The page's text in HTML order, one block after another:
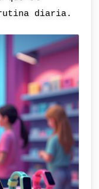
rutina diaria.